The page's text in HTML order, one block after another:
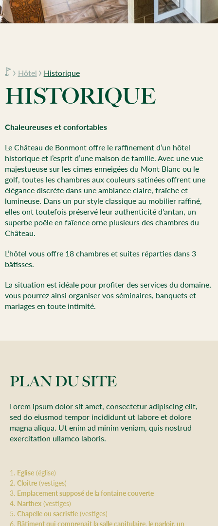
Hôtel Historique
HISTORIQUE
Chaleureuses et confortables
Le Château de Bonmont offre le raffinement d’un hôtel
historique et l’esprit d’une maison de famille. Avec une vue
majestueuse sur les cimes enneigées du Mont Blanc ou le
golf, toutes les chambres aux couleurs satinées offrent une
élégance discrète dans une ambiance claire, fraîche et
lumineuse. Dans un pur style classique au mobilier raffiné,
elles ont toutefois préservé leur authenticité d’antan, un
superbe poêle en faïence orne plusieurs des chambres du
Château.
L’hôtel vous offre 18 chambres et suites réparties dans 3
bâtisses.
La situation est idéale pour profiter des services du domaine,
vous pourrez ainsi organiser vos séminaires, banquets et
mariages en toute intimité.
PLAN DU SITE
Lorem ipsum dolor sit amet, consectetur adipiscing elit,
sed do eiusmod tempor incididunt ut labore et dolore
magna aliqua. Ut enim ad minim veniam, quis nostrud
exercitation ullamco laboris.
Eglise (église)
Cloître (vestiges)
Emplacement supposé de la fontaine couverte
Narthex (vestiges)
Chapelle ou sacristie (vestiges)
Bâtiment qui comprenait la salle capitulaire, le parloir, un